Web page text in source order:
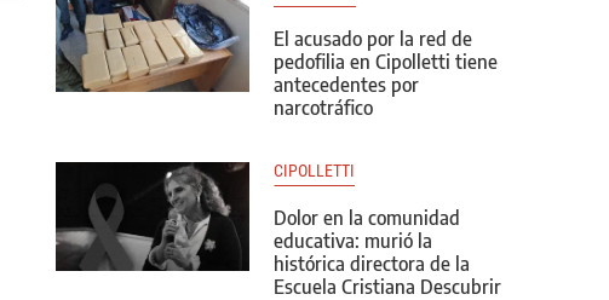
El acusado por la red de
pedofilia en Cipolletti tiene
antecedentes por
narcotráfico
CIPOLLETTI
Dolor en la comunidad
educativa: murió la
histórica directora de la
Escuela Cristiana Descubrir